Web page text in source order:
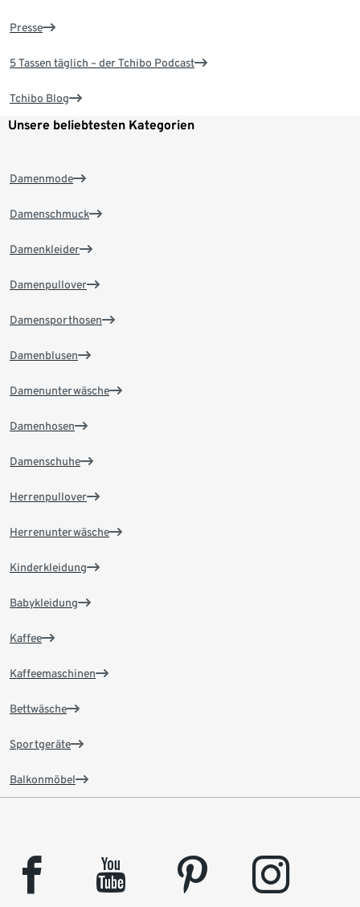
Presse
5 Tassen täglich – der Tchibo Podcast
Tchibo Blog
Unsere beliebtesten Kategorien
Damenmode
Damenschmuck
Damenkleider
Damenpullover
Damensporthosen
Damenblusen
Damenunterwäsche
Damenhosen
Damenschuhe
Herrenpullover
Herrenunterwäsche
Kinderkleidung
Babykleidung
Kaffee
Kaffeemaschinen
Bettwäsche
Sportgeräte
Balkonmöbel
facebook youtube pinterest instagram